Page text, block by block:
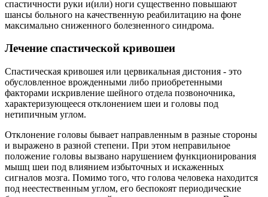
спастичности руки и(или) ноги существенно повышают
шансы больного на качественную реабилитацию на фоне
максимально сниженного болезненного синдрома.
Лечение спастической кривошеи
Спастическая кривошея или цервикальная дистония - это
обусловленное врожденными либо приобретенными
факторами искривление шейного отдела позвоночника,
характеризующееся отклонением шеи и головы под
нетипичным углом.
Отклонение головы бывает направленным в разные стороны
и выражено в разной степени. При этом неправильное
положение головы вызвано нарушением функционирования
мышц шеи под влиянием избыточных и искаженных
сигналов мозга. Помимо того, что голова человека находится
под неестественным углом, его беспокоят периодические